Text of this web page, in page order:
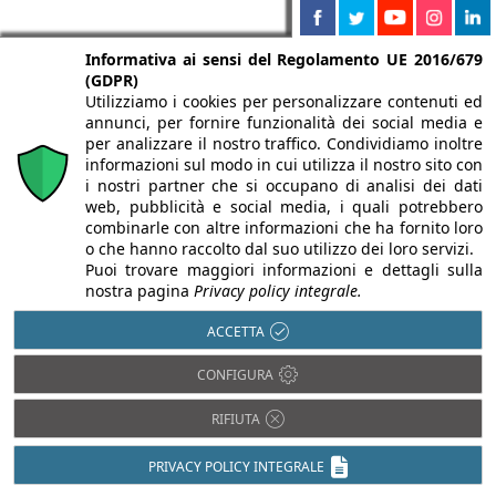
Partnership di
Infobuild
Informativa ai sensi del Regolamento UE 2016/679
(GDPR)
Utilizziamo i cookies per personalizzare contenuti ed
annunci, per fornire funzionalità dei social media e
per analizzare il nostro traffico. Condividiamo inoltre
informazioni sul modo in cui utilizza il nostro sito con
i nostri partner che si occupano di analisi dei dati
web, pubblicità e social media, i quali potrebbero
combinarle con altre informazioni che ha fornito loro
o che hanno raccolto dal suo utilizzo dei loro servizi.
Puoi trovare maggiori informazioni e dettagli sulla
nostra pagina Privacy policy integrale.
ACCETTA
CONFIGURA
RIFIUTA
PRIVACY POLICY INTEGRALE